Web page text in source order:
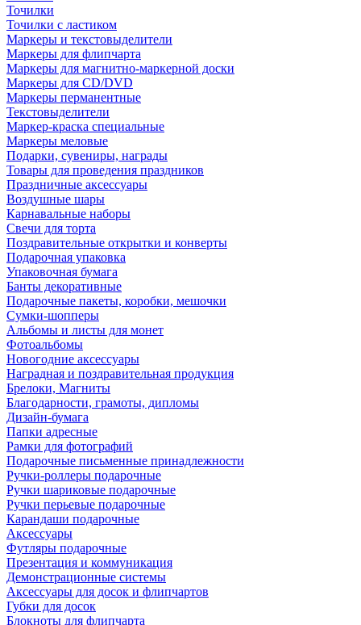
Точилки
Точилки с ластиком
Маркеры и текстовыделители
Маркеры для флипчарта
Маркеры для магнитно-маркерной доски
Маркеры для CD/DVD
Маркеры перманентные
Текстовыделители
Маркер-краска специальные
Маркеры меловые
Подарки, сувениры, награды
Товары для проведения праздников
Праздничные аксессуары
Воздушные шары
Карнавальные наборы
Свечи для торта
Поздравительные открытки и конверты
Подарочная упаковка
Упаковочная бумага
Банты декоративные
Подарочные пакеты, коробки, мешочки
Сумки-шопперы
Альбомы и листы для монет
Фотоальбомы
Новогодние аксессуары
Наградная и поздравительная продукция
Брелоки, Магниты
Благодарности, грамоты, дипломы
Дизайн-бумага
Папки адресные
Рамки для фотографий
Подарочные письменные принадлежности
Ручки-роллеры подарочные
Ручки шариковые подарочные
Ручки перьевые подарочные
Карандаши подарочные
Аксессуары
Футляры подарочные
Презентация и коммуникация
Демонстрационные системы
Аксессуары для досок и флипчартов
Губки для досок
Блокноты для флипчарта